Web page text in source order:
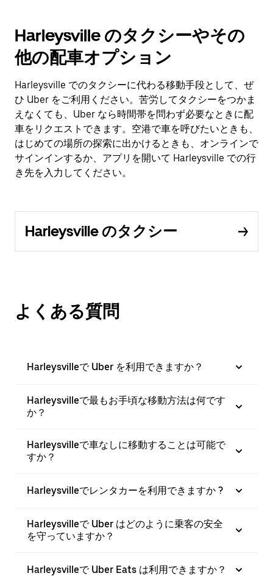
Harleysville のタクシーやその
他の配車オプション
Harleysville でのタクシーに代わる移動手段として、ぜ
ひ Uber をご利用ください。苦労してタクシーをつかま
えなくても、Uber なら時間帯を問わず必要なときに配
車をリクエストできます。空港で車を呼びたいときも、
はじめての場所の探索に出かけるときも、オンラインで
サインインするか、アプリを開いて Harleysville での行
き先を入力してください。
Harleysville のタクシー
よくある質問
Harleysvilleで Uber を利用できますか？
Harleysvilleで最もお手頃な移動方法は何です
か？
Harleysvilleで車なしに移動することは可能で
すか？
Harleysvilleでレンタカーを利用できますか ?
Harleysvilleで Uber はどのように乗客の安全
を守っていますか？
Harleysvilleで Uber Eats は利用できますか？